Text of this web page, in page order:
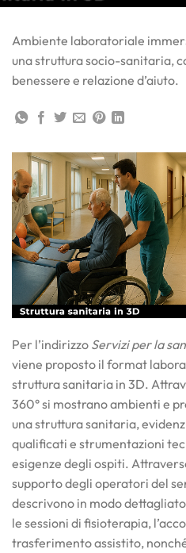
Ambiente laboratoriale
una struttura socio-sanitaria,
benessere e relazione d’aiuto.
Per l’indirizzo Servizi per la
viene proposto il format
struttura sanitaria in 3D.
360° si mostrano ambienti e
una struttura sanitaria,
qualificati e strumentazioni
esigenze degli ospiti.
supporto degli operatori del
descrivono in modo
le sessioni di fisioterapia,
trasferimento assistito,